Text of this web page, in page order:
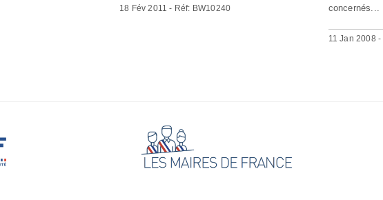
18 Fév 2011 - Réf: BW10240
concernés...
11 Jan 2008